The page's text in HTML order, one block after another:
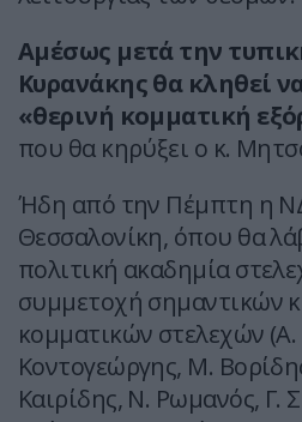
Αμέσως μετά την
Κυρανάκης θα κληθεί
«θερινή κομματική
που θα κηρύξει ο κ.
Ήδη από την Πέμπτη η
Θεσσαλονίκη, όπου θα
πολιτική ακαδημία
συμμετοχή σημαντικών
κομματικών στελεχών
Κοντογεώργης, Μ.
Καιρίδης, Ν. Ρωμανός, Γ.